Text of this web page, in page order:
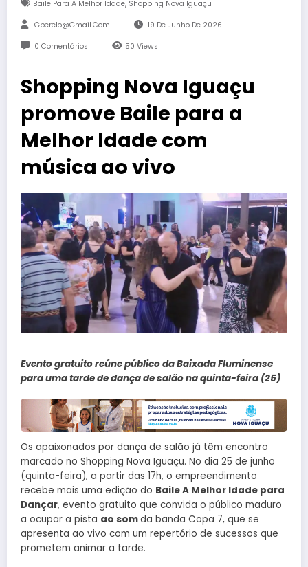
Baile Para A Melhor Idade, Shopping Nova Iguaçu
Gperelo@gmail.com 19 De Junho De 2026
0 Comentários 50 Views
Shopping Nova Iguaçu
promove Baile para a
Melhor Idade com
música ao vivo
Evento gratuito reúne público da Baixada Fluminense
para uma tarde de dança de salão na quinta-feira (25)
Os apaixonados por dança de salão já têm encontro
marcado no Shopping Nova Iguaçu. No dia 25 de junho
(quinta-feira), a partir das 17h, o empreendimento
recebe mais uma edição do Baile A Melhor Idade para
Dançar, evento gratuito que convida o público maduro
a ocupar a pista ao somda banda Copa 7, que se
apresenta ao vivo com um repertório de sucessos que
prometem animar a tarde.